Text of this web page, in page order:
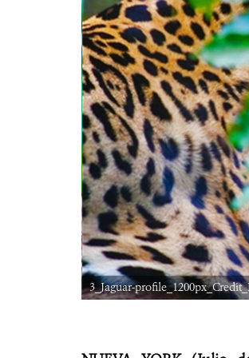
3_Jaguar-